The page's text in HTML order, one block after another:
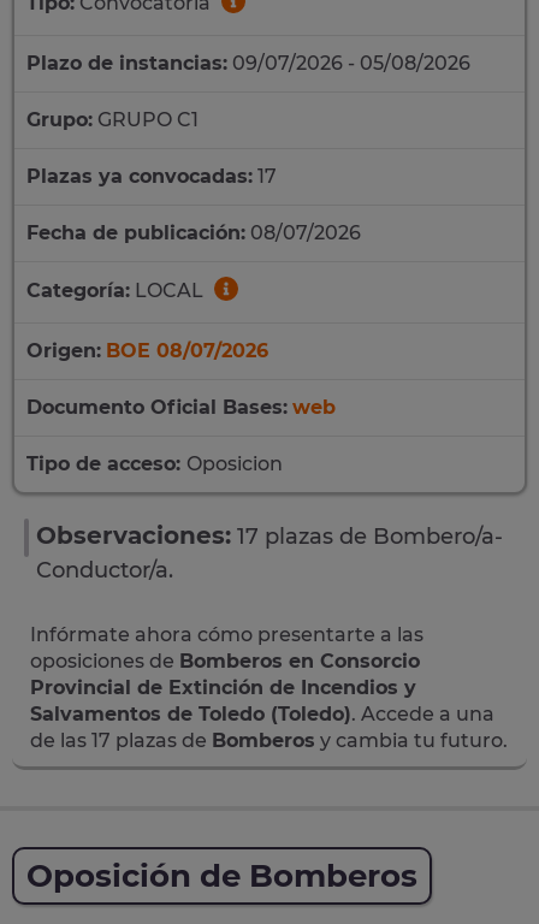
Plazo de instancias: 09/07/2026 - 05/08/2026
Grupo: GRUPO C1
Plazas ya convocadas: 17
Fecha de publicación: 08/07/2026
Categoría: LOCAL
Origen: BOE 08/07/2026
Documento Oficial Bases: web
Tipo de acceso: Oposicion
Observaciones: 17 plazas de Bombero/a-
Conductor/a.
Infórmate ahora cómo presentarte a las
oposiciones de Bomberos en Consorcio
Provincial de Extinción de Incendios y
Salvamentos de Toledo (Toledo). Accede a una
de las 17 plazas de Bomberos y cambia tu futuro.
Oposición de Bomberos